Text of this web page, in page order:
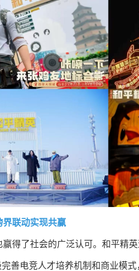
界联动实现共赢
赢得了社会的广泛认可。和平精
善电竞人才培养机制和商业模